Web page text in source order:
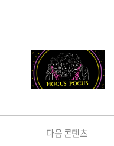
다음 콘텐츠